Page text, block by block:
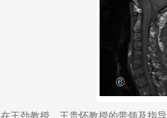
劲教授、王贵怀教授的带领及指